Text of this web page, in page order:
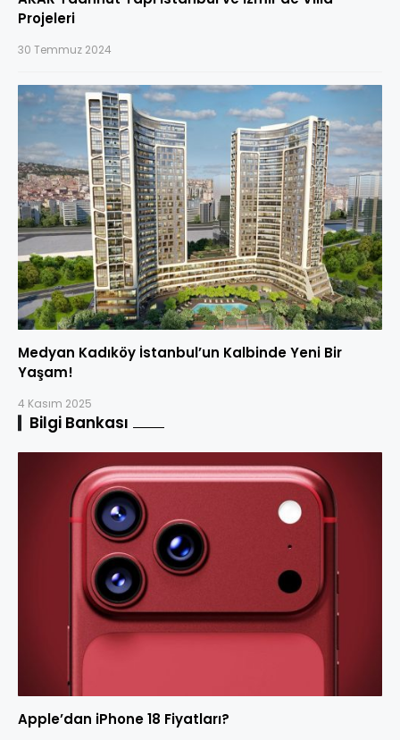
Projeleri
30 Temmuz 2024
Medyan Kadıköy İstanbul’un Kalbinde Yeni Bir
Yaşam!
4 Kasım 2025
Bilgi Bankası
Apple’dan iPhone 18 Fiyatları?